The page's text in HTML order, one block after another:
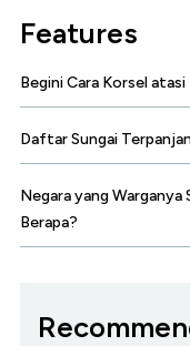
Features
Begini Cara Korsel atasi
Daftar Sungai
Negara yang Warganya
Berapa?